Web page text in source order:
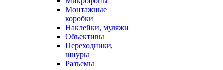
Монтажные
коробки
Наклейки, муляжи
Объективы
Переходники,
шнуры
Разъемы